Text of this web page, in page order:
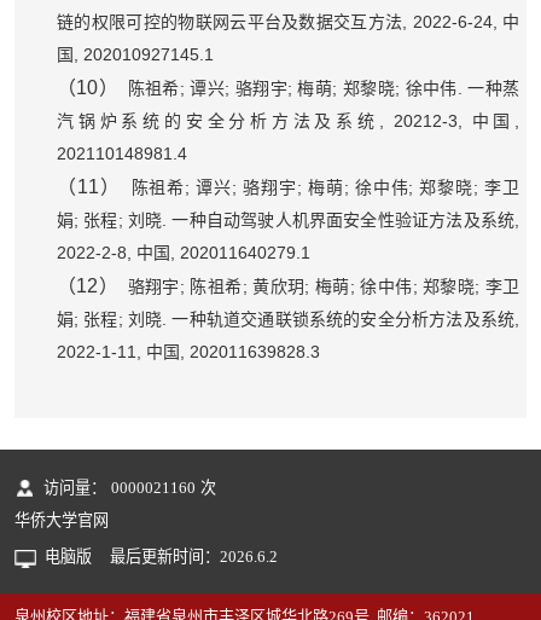
链的权限可控的物联网云平台及数据交互方法 , 2022-6-24, 中
国
, 202010927145.1
（10） 陈祖希;谭兴; 骆翔宇;梅萌; 郑黎晓; 徐中伟 .一种蒸
汽锅炉系统的安全分析方法及系统
, 20212-3, 中国
202110148981.4
（11） 陈祖希;谭兴;骆翔宇 ; 梅萌 ; 徐中伟;郑黎晓;李卫
娟; 张程; 刘晓 .一种自动驾驶人机界面安全性验证方法及系统
2022-2-8,
中国 , 202011640279.1
（12） 骆翔宇 ; 陈祖希;黄欣玥 ; 梅萌 ;徐中伟;郑黎晓; 李卫
娟; 张程; 刘晓 .一种轨道交通联锁系统的安全分析方法及系统
2022-1-11,
中国 , 202011639828.3
访问量： 0000021160 次
华侨大学官网
电脑版
最后更新时间： 2026 6 2